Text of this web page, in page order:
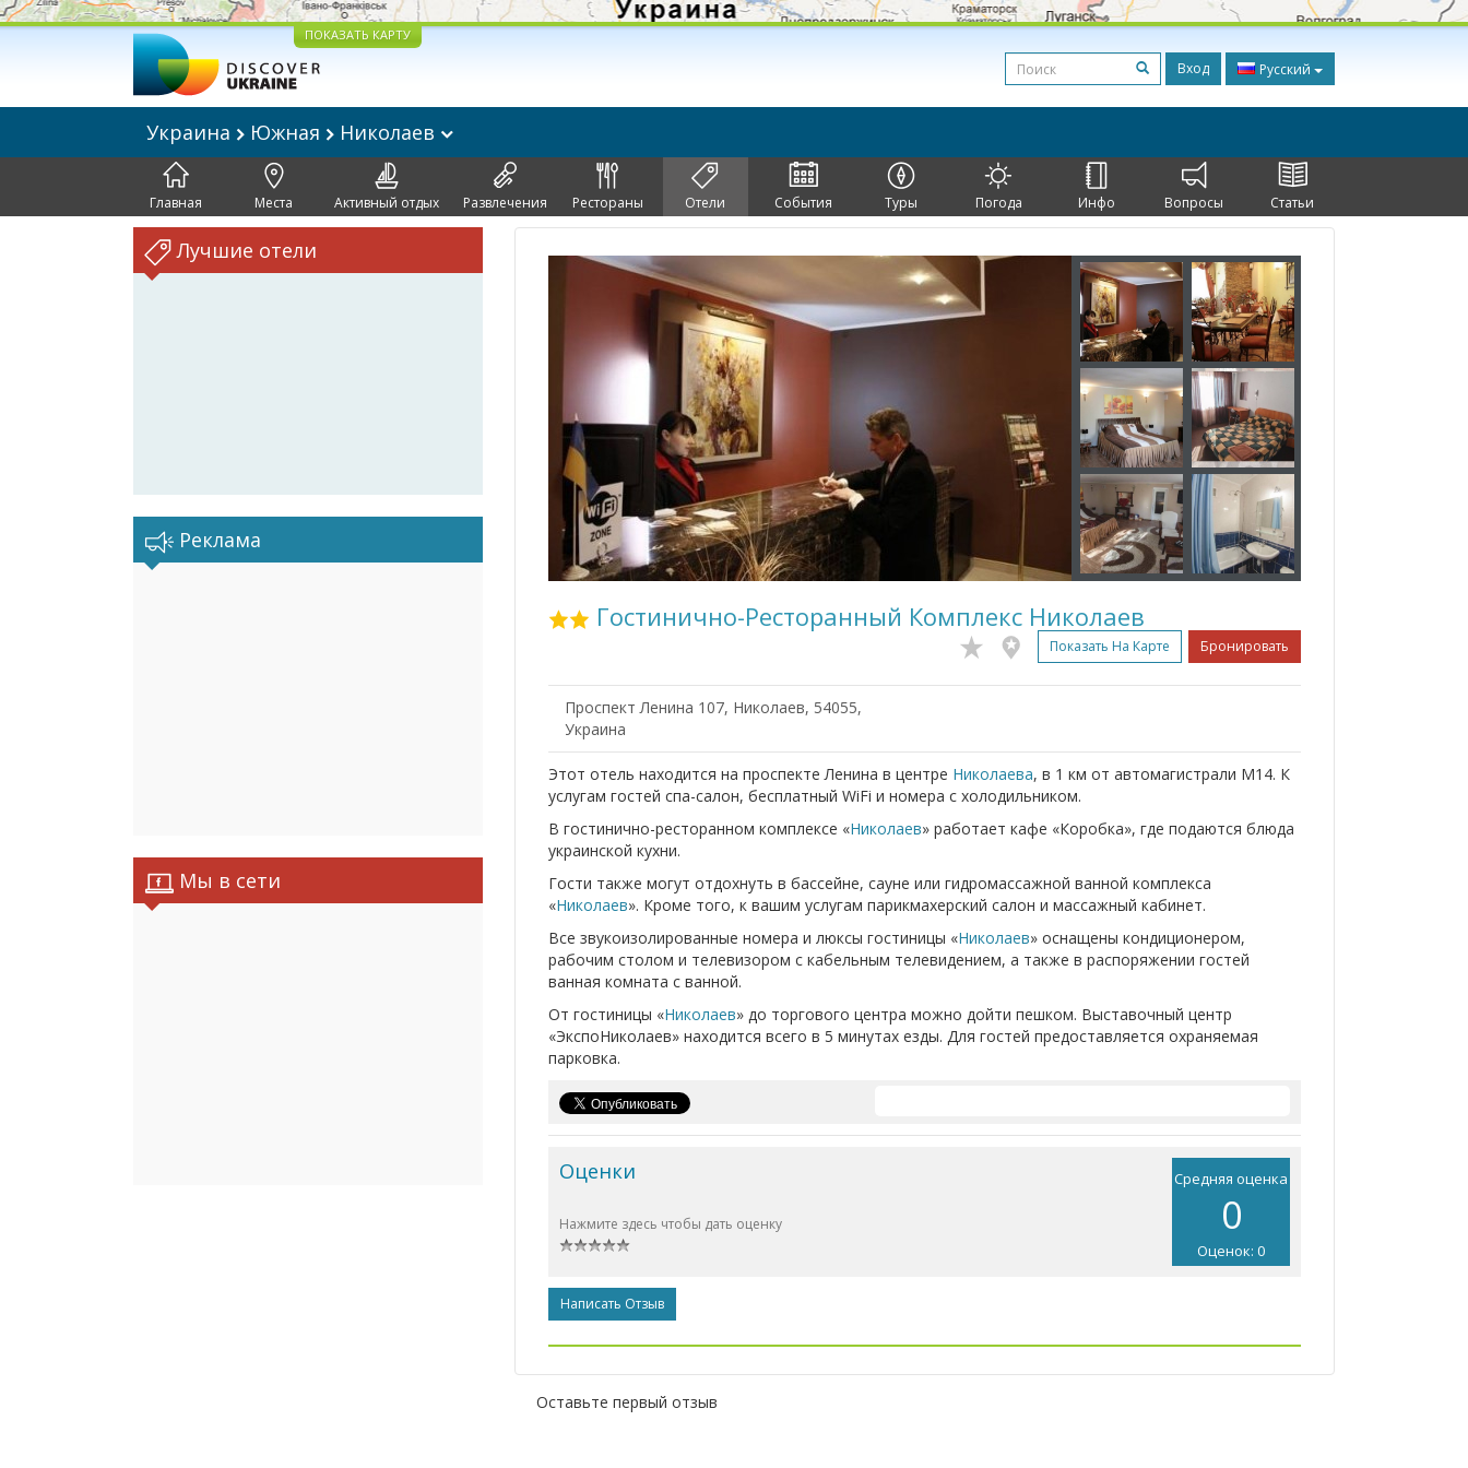
ПОКАЗАТЬ КАРТУ
Вход Русский
Украина Южная Николаев
Главная Места Активный отдых Развлечения Рестораны Отели События Туры Погода Инфо Вопросы Статьи
Лучшие отели
Реклама
Мы в сети
Гостинично-Ресторанный Комплекс Николаев
Показать На Карте Бронировать
Проспект Ленина 107, Николаев, 54055,
Украина
Этот отель находится на проспекте Ленина в центре Николаева, в 1 км от автомагистрали M14. К
услугам гостей спа-салон, бесплатный WiFi и номера с холодильником.
В гостинично-ресторанном комплексе «Николаев» работает кафе «Коробка», где подаются блюда
украинской кухни.
Гости также могут отдохнуть в бассейне, сауне или гидромассажной ванной комплекса
«Николаев». Кроме того, к вашим услугам парикмахерский салон и массажный кабинет.
Все звукоизолированные номера и люксы гостиницы «Николаев» оснащены кондиционером,
рабочим столом и телевизором с кабельным телевидением, а также в распоряжении гостей
ванная комната с ванной.
От гостиницы «Николаев» до торгового центра можно дойти пешком. Выставочный центр
«ЭкспоНиколаев» находится всего в 5 минутах езды. Для гостей предоставляется охраняемая
парковка.
Средняя оценка
0
Оценок: 0
Оценки
Нажмите здесь чтобы дать оценку
Написать Отзыв
Оставьте первый отзыв